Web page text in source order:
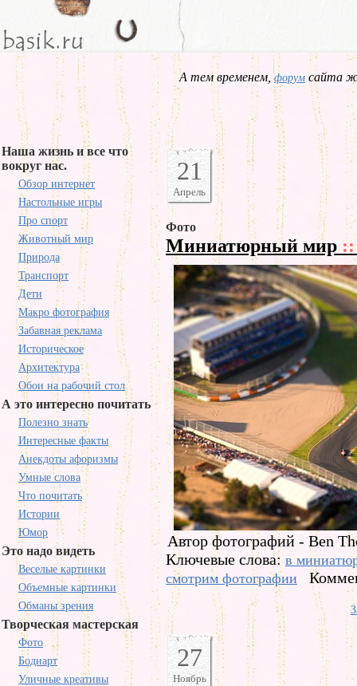
А тем временем,форум сайта
Наша жизнь и все что
вокруг нас.
Обзор интернет
Настольные игры
Про спорт
Животный мир
Природа
Транспорт
Дети
Макро фотография
Забавная реклама
Историческое
Архитектура
Обои на рабочий стол
А это интересно почитать
Полезно знать
Интересные факты
Анекдоты афоризмы
Умные слова
Что почитать
Истории
Юмор
Это надо видеть
Веселые картинки
Объемные картинки
Обманы зрения
Творческая мастерская
Фото
Бодиарт
Уличные креативы
21
Апрель
Фото
Миниатюрный мир ::
Автор фотографий - Ben
Ключевые слова: в
смотрим фотографии
27
Ноябрь